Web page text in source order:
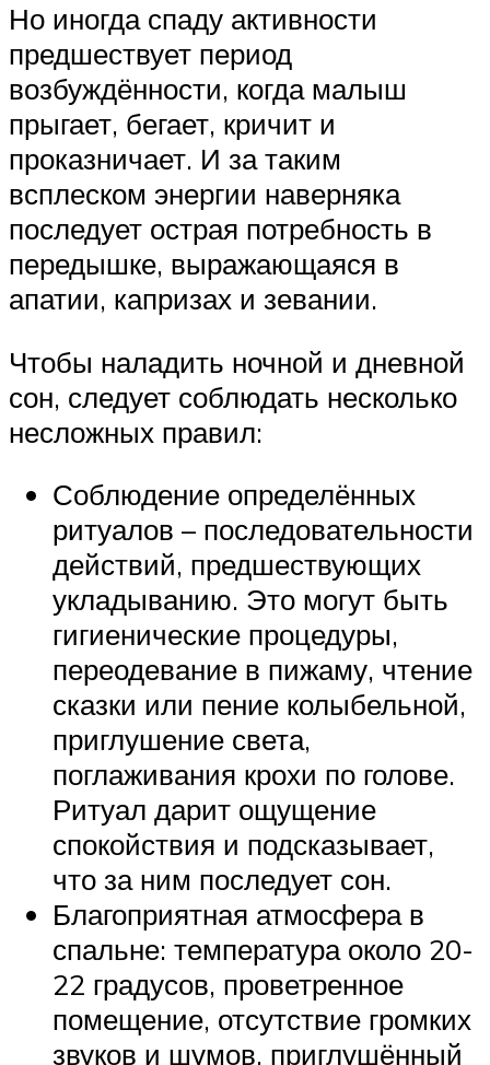
Но иногда спаду активности
предшествует период
возбуждённости, когда малыш
прыгает, бегает, кричит и
проказничает. И за таким
всплеском энергии наверняка
последует острая потребность в
передышке, выражающаяся в
апатии, капризах и зевании.
Чтобы наладить ночной и дневной
сон, следует соблюдать несколько
несложных правил:
Соблюдение определённых
ритуалов – последовательности
действий, предшествующих
укладыванию. Это могут быть
гигиенические процедуры,
переодевание в пижаму, чтение
сказки или пение колыбельной,
приглушение света,
поглаживания крохи по голове.
Ритуал дарит ощущение
спокойствия и подсказывает,
что за ним последует сон.
Благоприятная атмосфера в
спальне: температура около 20-
22 градусов, проветренное
помещение, отсутствие громких
звуков и шумов, приглушённый